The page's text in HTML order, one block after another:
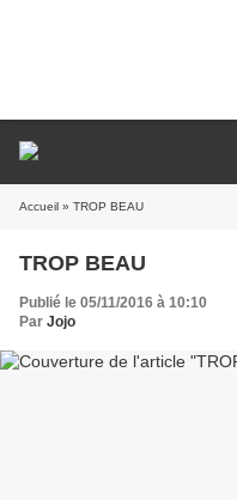
Accueil » TROP BEAU
TROP BEAU
Publié le 05/11/2016 à 10:10
Par Jojo